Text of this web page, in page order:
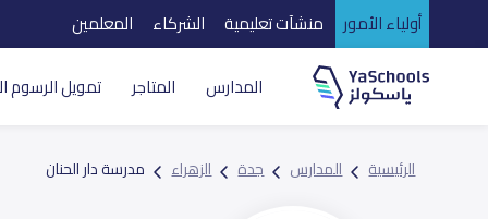
أولياء الأمور منشآت تعليمية الشركاء المعلمين
المدارس المتاجر تمويل الرسوم
الرئيسية المدارس جدة الزهراء مدرسة دار الحنان